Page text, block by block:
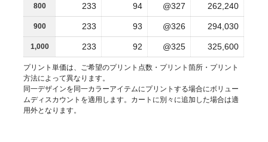
800 233 94 @327 262,240
900 233 93 @326 294,030
1,000 233 92 @325 325,600
プリント単価は、ご希望のプリント点数・プリント箇所・プリント
方法によって異なります。
同一デザインを同一カラーアイテムにプリントする場合にボリュー
ムディスカウントを適用します。カートに別々に追加した場合は適
用外となります。